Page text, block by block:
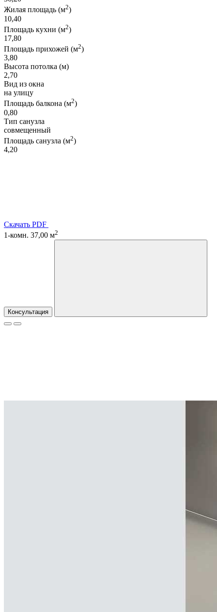
Жилая площадь (м2)
10,40
Площадь кухни (м2)
17,80
Площадь прихожей (м2)
3,80
Высота потолка (м)
2,70
Вид из окна
на улицу
Площадь балкона (м2)
0,80
Тип санузла
совмещенный
Площадь санузла (м2)
4,20
Скачать PDF
1-комн. 37,00 м2
Консультация